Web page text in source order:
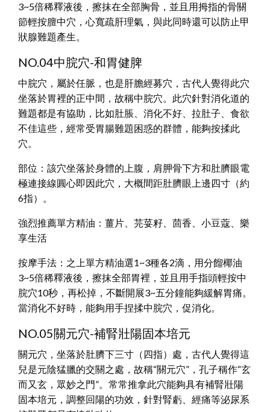
3~5倍稀釋液後，擦抹在全部胸骨，並且用拇指的骨關
節輕按膻中穴，心寬疏肝理氣，與此同時還可以防止甲
狀腺難題產生。
NO.04中脘穴-和胃健脾
中脘穴，屬於任脈，也是肝膽經募穴，古代人覺得此穴
坐落於胃裡的正中間，故稱中脘穴。此穴針對消化道的
難題都是有協助，比如肚脹、消化不好、拉肚子、食欲
不佳這些，經常受胃腸難題困惑的群體，能夠按揉此
穴。
部位：該穴坐落於身體的上腹，肩胛骨下方和肚臍眼電
極連接線圓心即因此穴，大概間距肚臍眼上邊四寸（約
6指）。
強烈推薦單方精油：薑片、芫荽籽、茴香、小豆蔻、樂
享生活
按摩手法：之上單方精油選1~3種各2滴，用分餾椰油
3~5倍稀釋液後，擦抹全部胃裡，並且用手指頭輕按中
脘穴10秒，再松掉，不斷開展3~五分鐘能夠緩解胃痛。
當消化不好時，能夠用手捏揉中脘穴，促消化。
NO.05關元穴-補腎壯陽固本培元
關元穴，坐落於肚臍下三寸（四指）處，古代人覺得這
兒是元陰猛臘的交關之處，故稱“關元穴”，孔子稱作“玄
而又玄，眾妙之門”。常常推拿此穴能夠具有補腎壯陽
固本培元，調整回陽的功效，針對腎虧、經痛等泌尿系